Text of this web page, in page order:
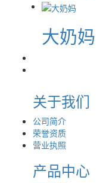
大奶妈
关于我们
公司简介
荣誉资质
营业执照
产品中心